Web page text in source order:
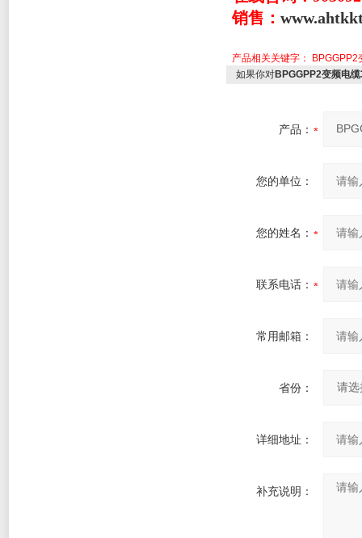
销售：
产品相关关键字：
如果你对BPGGPP2变频电
产品：
您的单位：
您的姓名：
联系电话：
常用邮箱：
省份：
详细地址：
补充说明：